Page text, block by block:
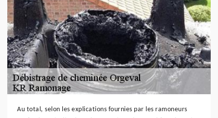
Au total, selon les explications fournies par les ramoneurs